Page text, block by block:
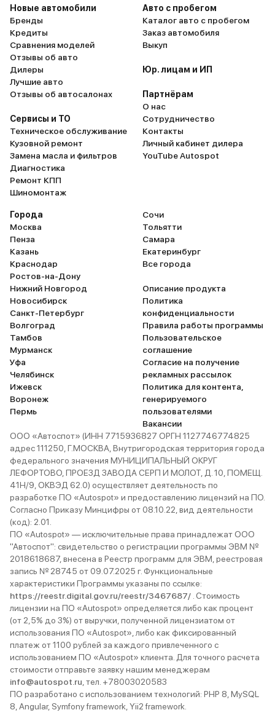
Новые автомобили
Бренды
Кредиты
Сравнения моделей
Отзывы об авто
Дилеры
Лучшие авто
Отзывы об автосалонах
Сервисы и ТО
Техническое обслуживание
Кузовной ремонт
Замена масла и фильтров
Диагностика
Ремонт КПП
Шиномонтаж
Авто с пробегом
Каталог авто с пробегом
Заказ автомобиля
Выкуп
Юр. лицам и ИП
Партнёрам
О нас
Сотрудничество
Контакты
Личный кабинет дилера
YouTube Autospot
Города
Москва
Пенза
Казань
Краснодар
Ростов-на-Дону
Нижний Новгород
Новосибирск
Санкт-Петербург
Волгоград
Тамбов
Мурманск
Уфа
Челябинск
Ижевск
Воронеж
Пермь
Сочи
Тольятти
Самара
Екатеринбург
Все города
Описание продукта
Политика
конфиденциальности
Правила работы программы
Пользовательское
соглашение
Согласие на получение
рекламных рассылок
Политика для контента,
генерируемого
пользователями
Вакансии
ООО «Автоспот» (ИНН 7715936827 ОРГН 1127746774825
адрес 111250, Г.МОСКВА, Внутригородская территория города
федерального значения МУНИЦИПАЛЬНЫЙ ОКРУГ
ЛЕФОРТОВО, ПРОЕЗД ЗАВОДА СЕРП И МОЛОТ, Д. 10, ПОМЕЩ.
41Н/9, ОКВЭД 62.0) осуществляет деятельность по
разработке ПО «Autospot» и предоставлению лицензий на ПО.
Согласно Приказу Минцифры от 08.10.22, вид деятельности
(код): 2.01.
ПО «Autospot» — исключительные права принадлежат ООО
"Автоспот": свидетельство о регистрации программы ЭВМ №
2018618687, внесена в Реестр программ для ЭВМ, реестровая
запись № 28745 от 09.07.2025 г. Функциональные
характеристики Программы указаны по ссылке:
https://reestr.digital.gov.ru/reestr/3467687/ . Стоимость
лицензии на ПО «Autospot» определяется либо как процент
(от 2,5% до 3%) от выручки, полученной лицензиатом от
использования ПО «Autospot», либо как фиксированный
платеж от 1100 рублей за каждого привлеченного с
использованием ПО «Autospot» клиента. Для точного расчета
стоимости отправьте заявку нашим менеджерам
info@autospot.ru , тел. +78003020583
ПО разработано с использованием технологий: PHP 8, MySQL
8, Angular, Symfony framework, Yii2 framework.